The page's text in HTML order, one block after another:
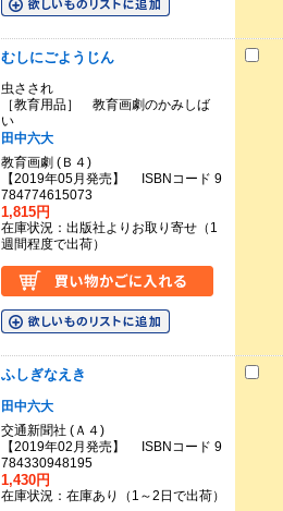
むしにごようじん
虫さされ
［教育用品］ 教育画劇のかみしば
い
田中六大
教育画劇 (Ｂ４)
【2019年05月発売】 ISBNコード 9
784774615073
1,815円
在庫状況：出版社よりお取り寄せ（1
週間程度で出荷）
ふしぎなえき
田中六大
交通新聞社 (Ａ４)
【2019年02月発売】 ISBNコード 9
784330948195
1,430円
在庫状況：在庫あり（1～2日で出荷）